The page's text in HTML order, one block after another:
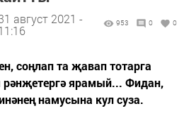
август 2021 -
953 0 0
соңлап та җавап тотарга
ярамый... Фидан,
намусына кул суза.